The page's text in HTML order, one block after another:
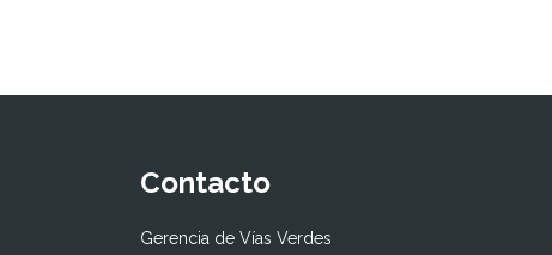
Contacto
Gerencia de Vías Verdes